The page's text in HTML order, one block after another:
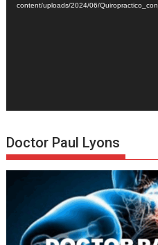
content/uploads/2024/06/
Doctor Paul Lyons